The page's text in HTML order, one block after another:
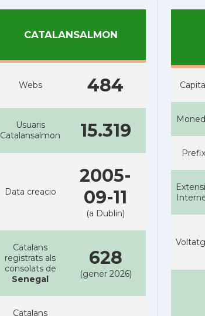
CATALANSALMON
Webs 484
Usuaris
Catalansalmon
15.319
Data creacio
2005-
09-11
(a Dublin)
Catalans
registrats als
consolats de
Senegal
628
(gener 2026)
Catalans
Prefix